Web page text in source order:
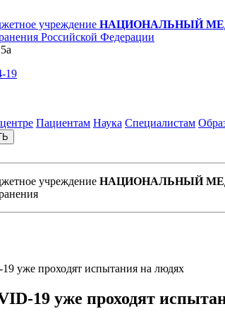
учреждение НАЦИОНАЛЬНЫЙ
Российской Федерации
19
Пациентам Наука Специалистам
учреждение НАЦИОНАЛЬНЫЙ
уже проходят испытания на людях
19 уже проходят